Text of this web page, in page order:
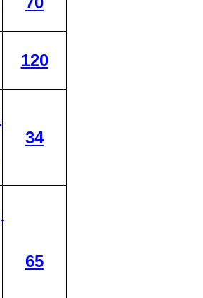
120
34
65